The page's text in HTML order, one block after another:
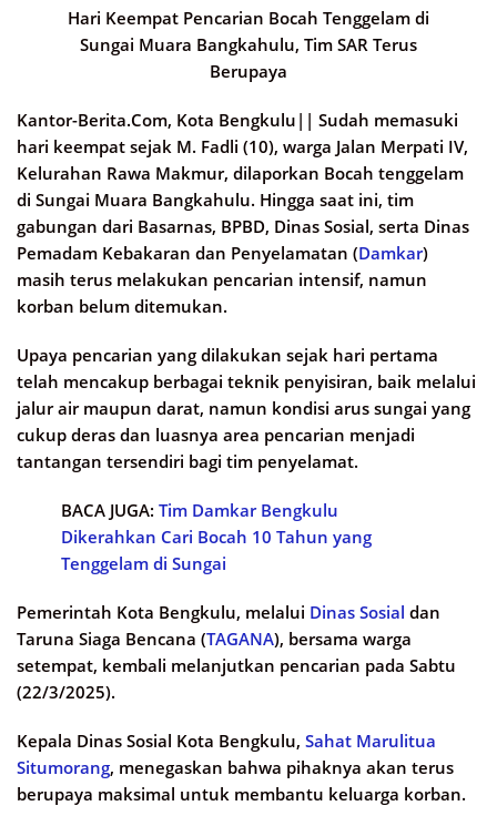
Hari Keempat Pencarian Bocah Tenggelam di
Sungai Muara Bangkahulu, Tim SAR Terus
Berupaya
Kantor-Berita.Com, Kota Bengkulu|| Sudah memasuki
hari keempat sejak M. Fadli (10), warga Jalan Merpati IV,
Kelurahan Rawa Makmur, dilaporkan Bocah tenggelam
di Sungai Muara Bangkahulu. Hingga saat ini, tim
gabungan dari Basarnas, BPBD, Dinas Sosial, serta Dinas
Pemadam Kebakaran dan Penyelamatan (Damkar)
masih terus melakukan pencarian intensif, namun
korban belum ditemukan.
Upaya pencarian yang dilakukan sejak hari pertama
telah mencakup berbagai teknik penyisiran, baik melalui
jalur air maupun darat, namun kondisi arus sungai yang
cukup deras dan luasnya area pencarian menjadi
tantangan tersendiri bagi tim penyelamat.
BACA JUGA: Tim Damkar Bengkulu
Dikerahkan Cari Bocah 10 Tahun yang
Tenggelam di Sungai
Pemerintah Kota Bengkulu, melalui Dinas Sosial dan
Taruna Siaga Bencana (TAGANA), bersama warga
setempat, kembali melanjutkan pencarian pada Sabtu
(22/3/2025).
Kepala Dinas Sosial Kota Bengkulu, Sahat Marulitua
Situmorang, menegaskan bahwa pihaknya akan terus
berupaya maksimal untuk membantu keluarga korban.